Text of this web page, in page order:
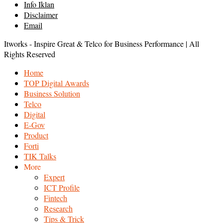
Info Iklan
Disclaimer
Email
Itworks - Inspire Great & Telco for Business Performance | All
Rights Reserved
Home
TOP Digital Awards
Business Solution
Telco
Digital
E-Gov
Product
Forti
TIK Talks
More
Expert
ICT Profile
Fintech
Research
Tips & Trick